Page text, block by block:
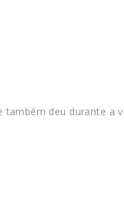
deu durante a